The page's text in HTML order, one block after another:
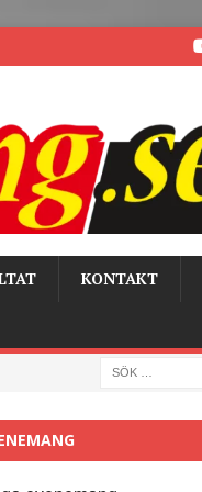
KONTAKT